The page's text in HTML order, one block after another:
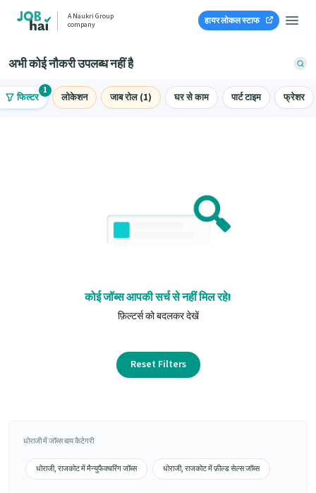
A Naukri Group
company
हायर लोकल स्टाफ
अभी कोई नौकरी उपलब्ध नहीं है
फिल्टर
1
लोकेशन जाब रोल (1) घर से काम पार्ट टाइम फ्रेशर
कोई जॉब्स आपकी सर्च से नहीं मिल रहे!
फ़िल्टर्स को बदलकर देखें
Reset Filters
धोराजी में जॉब्स बाय कैटेगरी
धोराजी, राजकोट में मैन्युफैक्चरिंग जॉब्स धोराजी, राजकोट में फ़ील्ड सेल्स जॉब्स